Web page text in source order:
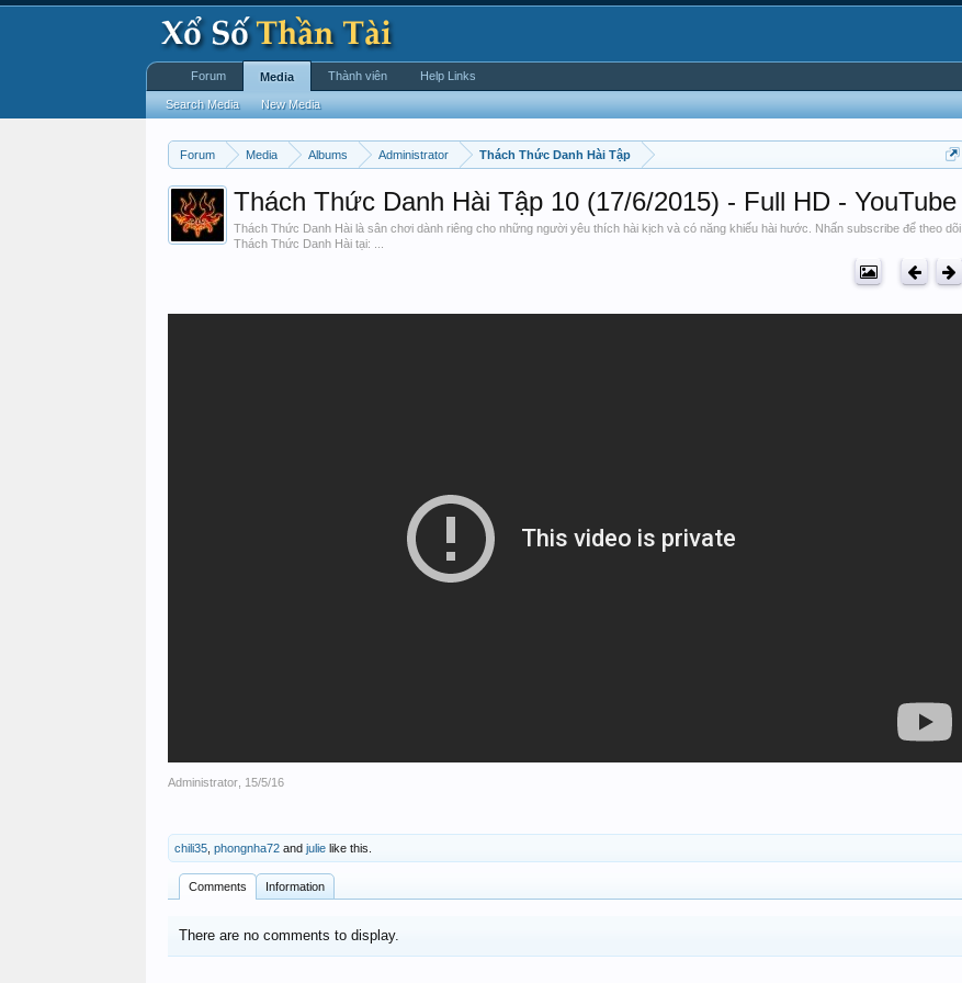
Forum Media Albums Administrator Thách Thức Danh Hài Tập
Thách Thức Danh Hài Tập 10 (17/6/2015) - Full HD - YouTube
Thách Thức Danh Hài là sân chơi dành riêng cho những người yêu thích hài kịch và có năng khiếu hài hước. Nhấn subscribe để theo dõi
Thách Thức Danh Hài tại: ...
Administrator 15/5/16
chili35 phongnha72 and julie like this.
Comments Information
There are no comments to display.
Forum Media
Search Media New Media
Thành viên Help Links